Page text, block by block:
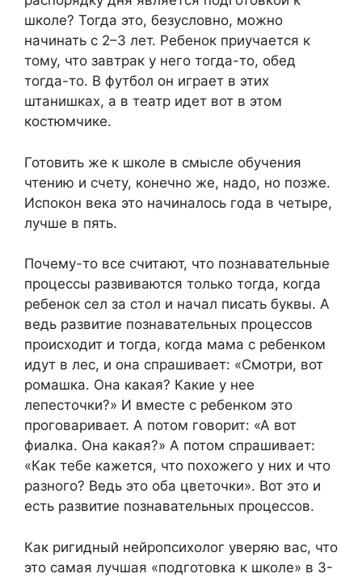
школе? Тогда это, безусловно, можно
начинать с 2–3 лет. Ребенок приучается к
тому, что завтрак у него тогда-то, обед
тогда-то. В футбол он играет в этих
штанишках, а в театр идет вот в этом
костюмчике.
Готовить же к школе в смысле обучения
чтению и счету, конечно же, надо, но позже.
Испокон века это начиналось года в четыре,
лучше в пять.
Почему-то все считают, что познавательные
процессы развиваются только тогда, когда
ребенок сел за стол и начал писать буквы. А
ведь развитие познавательных процессов
происходит и тогда, когда мама с ребенком
идут в лес, и она спрашивает: «Смотри, вот
ромашка. Она какая? Какие у нее
лепесточки?» И вместе с ребенком это
проговаривает. А потом говорит: «А вот
фиалка. Она какая?» А потом спрашивает:
«Как тебе кажется, что похожего у них и что
разного? Ведь это оба цветочки». Вот это и
есть развитие познавательных процессов.
Как ригидный нейропсихолог уверяю вас, что
это самая лучшая «подготовка к школе» в 3-